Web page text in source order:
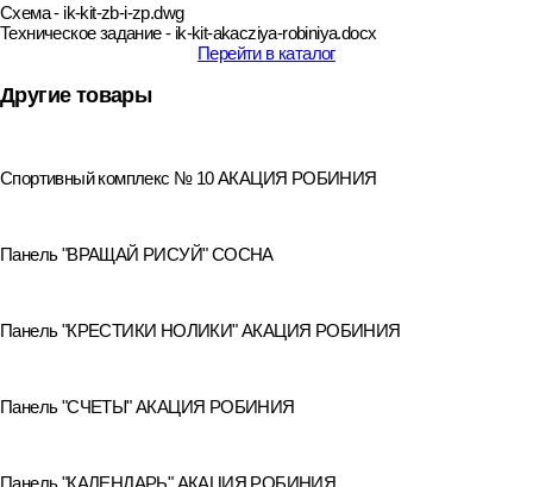
Схема - ik-kit-zb-i-zp.dwg
Техническое задание - ik-kit-akacziya-robiniya.docx
Перейти в каталог
Другие товары
Спортивный комплекс № 10 АКАЦИЯ РОБИНИЯ
Панель "ВРАЩАЙ РИСУЙ" СОСНА
Панель "КРЕСТИКИ НОЛИКИ" АКАЦИЯ РОБИНИЯ
Панель "СЧЕТЫ" АКАЦИЯ РОБИНИЯ
Панель "КАЛЕНДАРЬ" АКАЦИЯ РОБИНИЯ